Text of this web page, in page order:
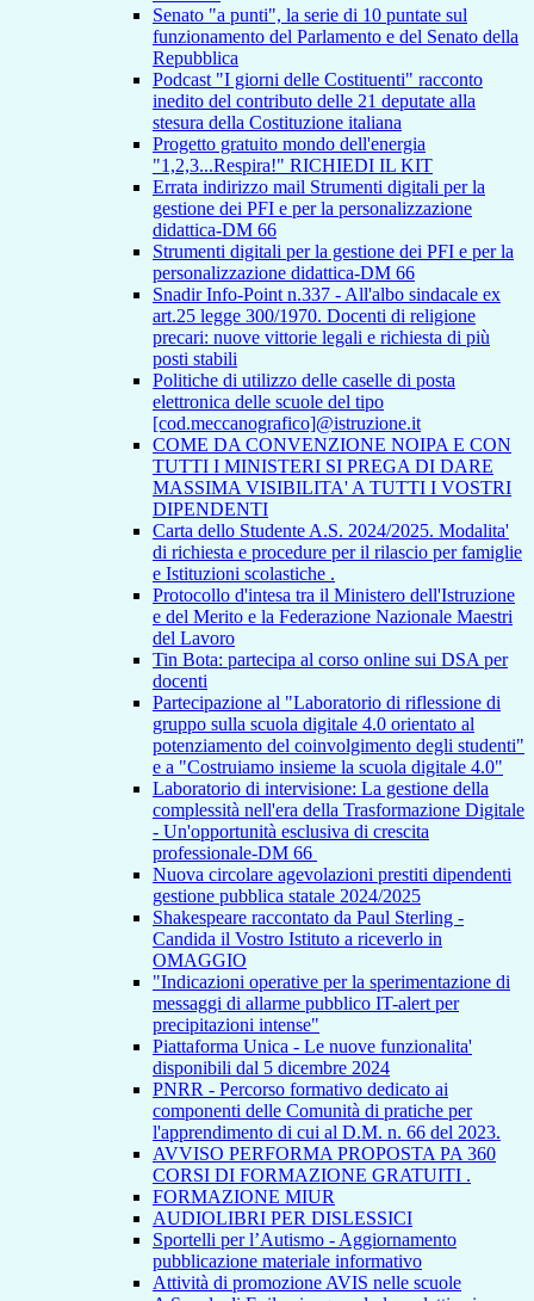
Senato "a punti", la serie di 10 puntate sul
funzionamento del Parlamento e del Senato della
Repubblica
Podcast "I giorni delle Costituenti" racconto
inedito del contributo delle 21 deputate alla
stesura della Costituzione italiana
Progetto gratuito mondo dell'energia
"1,2,3...Respira!" RICHIEDI IL KIT
Errata indirizzo mail Strumenti digitali per la
gestione dei PFI e per la personalizzazione
didattica-DM 66
Strumenti digitali per la gestione dei PFI e per la
personalizzazione didattica-DM 66
Snadir Info-Point n.337 - All'albo sindacale ex
art.25 legge 300/1970. Docenti di religione
precari: nuove vittorie legali e richiesta di più
posti stabili
Politiche di utilizzo delle caselle di posta
elettronica delle scuole del tipo
[cod.meccanografico]@istruzione.it
COME DA CONVENZIONE NOIPA E CON
TUTTI I MINISTERI SI PREGA DI DARE
MASSIMA VISIBILITA' A TUTTI I VOSTRI
DIPENDENTI
Carta dello Studente A.S. 2024/2025. Modalita'
di richiesta e procedure per il rilascio per famiglie
e Istituzioni scolastiche .
Protocollo d'intesa tra il Ministero dell'Istruzione
e del Merito e la Federazione Nazionale Maestri
del Lavoro
Tin Bota: partecipa al corso online sui DSA per
docenti
Partecipazione al "Laboratorio di riflessione di
gruppo sulla scuola digitale 4.0 orientato al
potenziamento del coinvolgimento degli studenti"
e a "Costruiamo insieme la scuola digitale 4.0"
Laboratorio di intervisione: La gestione della
complessità nell'era della Trasformazione Digitale
- Un'opportunità esclusiva di crescita
professionale-DM 66
Nuova circolare agevolazioni prestiti dipendenti
gestione pubblica statale 2024/2025
Shakespeare raccontato da Paul Sterling -
Candida il Vostro Istituto a riceverlo in
OMAGGIO
"Indicazioni operative per la sperimentazione di
messaggi di allarme pubblico IT-alert per
precipitazioni intense"
Piattaforma Unica - Le nuove funzionalita'
disponibili dal 5 dicembre 2024
PNRR - Percorso formativo dedicato ai
componenti delle Comunità di pratiche per
l'apprendimento di cui al D.M. n. 66 del 2023.
AVVISO PERFORMA PROPOSTA PA 360
CORSI DI FORMAZIONE GRATUITI .
FORMAZIONE MIUR
AUDIOLIBRI PER DISLESSICI
Sportelli per l’Autismo - Aggiornamento
pubblicazione materiale informativo
Attività di promozione AVIS nelle scuole